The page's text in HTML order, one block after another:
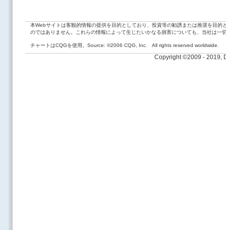
本Webサイトは客観的情報の提供を目的としており、投資等の勧誘または推奨を目
のではありません。これらの情報によって生じたいかなる損害についても、当社は一
チャートはCQGを使用。Source: ©2006 CQG, Inc. All rights reserved worldwide.
Copyright ©2009 - 2019,